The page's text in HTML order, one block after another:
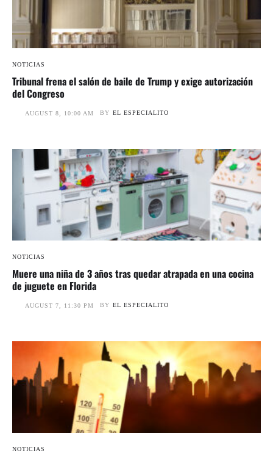
NOTICIAS
Tribunal frena el salón de baile de Trump y exige autorización
del Congreso
AUGUST 8, 10:00 AM BY EL ESPECIALITO
NOTICIAS
Muere una niña de 3 años tras quedar atrapada en una cocina
de juguete en Florida
AUGUST 7, 11:30 PM BY EL ESPECIALITO
NOTICIAS